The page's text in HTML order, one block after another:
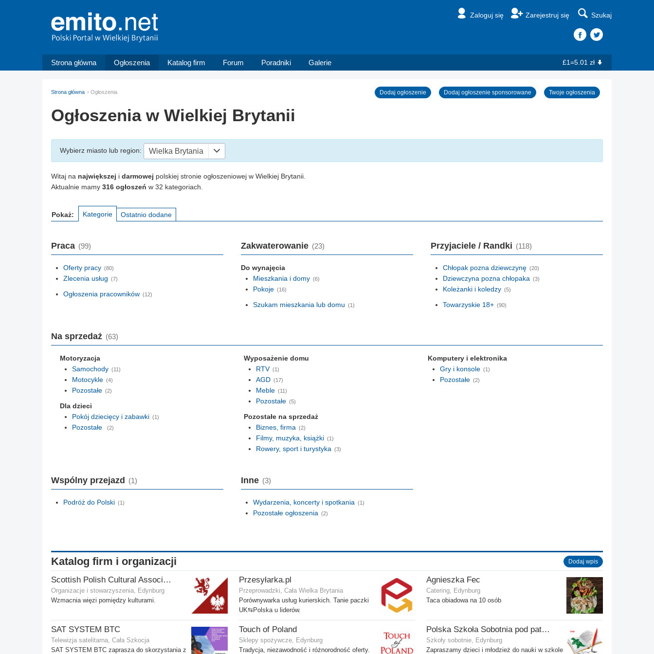
Zaloguj się Zarejestruj się Szukaj
Strona główna Ogłoszenia Katalog firm Forum Poradniki Galerie £1=5.01 zł
Strona główna Ogłoszenia Dodaj ogłoszenie Dodaj ogłoszenie sponsorowane Twoje ogłoszenia
Ogłoszenia w Wielkiej Brytanii
Wybierz miasto lub region: Wielka Brytania
Witaj na największej i darmowej polskiej stronie ogłoszeniowej w Wielkiej Brytanii.
Aktualnie mamy 316 ogłoszeń w 32 kategoriach.
Pokaż: Kategorie Ostatnio dodane
Praca (99)
Oferty pracy (80)
Zlecenia usług (7)
Ogłoszenia pracowników (12)
Zakwaterowanie (23)
Do wynajęcia
Mieszkania i domy (6)
Pokoje (16)
Szukam mieszkania lub domu (1)
Przyjaciele / Randki (118)
Chłopak pozna dziewczynę (20)
Dziewczyna pozna chłopaka (3)
Koleżanki i koledzy (5)
Towarzyskie 18+ (90)
Na sprzedaż (63)
Motoryzacja
Samochody (11)
Motocykle (4)
Pozostałe (2)
Dla dzieci
Pokój dziecięcy i zabawki (1)
Pozostałe (2)
Wyposażenie domu
RTV (1)
AGD (17)
Meble (11)
Pozostałe (5)
Pozostałe na sprzedaż
Biznes, firma (2)
Filmy, muzyka, książki (1)
Rowery, sport i turystyka (3)
Komputery i elektronika
Gry i konsole (1)
Pozostałe (2)
Wspólny przejazd (1)
Podróż do Polski (1)
Inne (3)
Wydarzenia, koncerty i spotkania (1)
Pozostałe ogłoszenia (2)
Katalog firm i organizacji Dodaj wpis
Scottish Polish Cultural Association
Organizacje i stowarzyszenia, Edynburg
Wzmacnia więzi pomiędzy kulturami.
Przesyłarka.pl
Przeprowadzki, Cała Wielka Brytania
Porównywarka usług kurierskich. Tanie paczki
UK⇆Polska u liderów.
Agnieszka Fec
Catering, Edynburg
Taca obiadowa na 10 osób
SAT SYSTEM BTC
Telewizja satelitarna, Cała Szkocja
SAT SYSTEM BTC zaprasza do skorzystania z
Touch of Poland
Sklepy spożywcze, Edynburg
Tradycja, niezawodność i różnorodność oferty.
Polska Szkoła Sobotnia pod patronatem SPK w Edynburgu - Filia Stenhouse
Szkoły sobotnie, Edynburg
Zapraszamy dzieci i młodzież do nauki w szkole